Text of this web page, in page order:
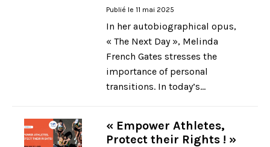
Publié le 11 mai 2025
In her autobiographical opus,
« The Next Day », Melinda
French Gates stresses the
importance of personal
transitions. In today’s...
« Empower Athletes,
Protect their Rights ! »